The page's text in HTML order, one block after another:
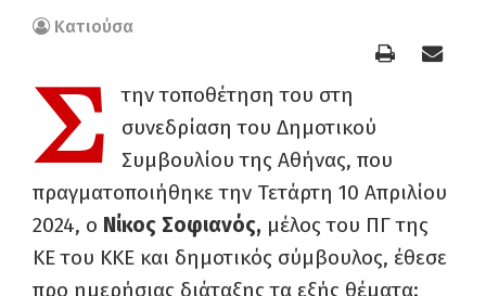
Κατιούσα
Σ
την τοποθέτηση του στη
συνεδρίαση του Δημοτικού
Συμβουλίου της Αθήνας, που
πραγματοποιήθηκε την Τετάρτη 10 Απριλίου
2024, ο Νίκος Σοφιανός, μέλος του ΠΓ της
ΚΕ του ΚΚΕ και δημοτικός σύμβουλος, έθεσε
προ ημερήσιας διάταξης τα εξής θέματα: